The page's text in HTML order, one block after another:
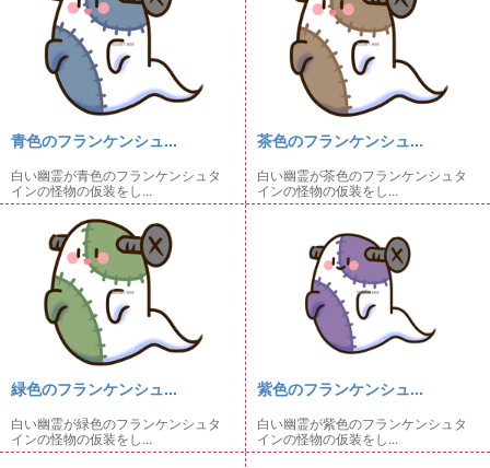
青色のフランケンシュ...
白い幽霊が青色のフランケンシュタ
インの怪物の仮装をし...
茶色のフランケンシュ...
白い幽霊が茶色のフランケンシュタ
インの怪物の仮装をし...
緑色のフランケンシュ...
白い幽霊が緑色のフランケンシュタ
インの怪物の仮装をし...
紫色のフランケンシュ...
白い幽霊が紫色のフランケンシュタ
インの怪物の仮装をし...